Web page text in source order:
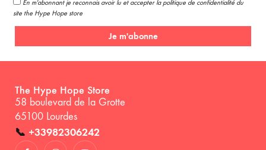
En m'abonnant je reconnais avoir lu et accepter la politique de confidentialité du
site the Hype Hope store
Je m'abonne
The Hype Hope Store
58 boulevard de la Grotte
65100 Lourdes
📞 +33982306242